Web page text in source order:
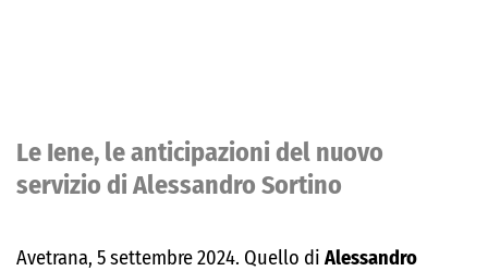
Le Iene, le anticipazioni del nuovo
servizio di Alessandro Sortino
Avetrana, 5 settembre 2024. Quello di Alessandro